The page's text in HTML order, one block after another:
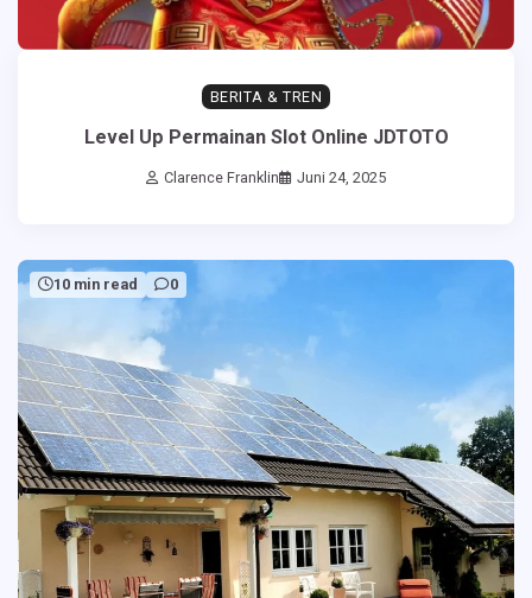
BERITA & TREN
Level Up Permainan Slot Online JDTOTO
Clarence Franklin Juni 24, 2025
10 min read 0